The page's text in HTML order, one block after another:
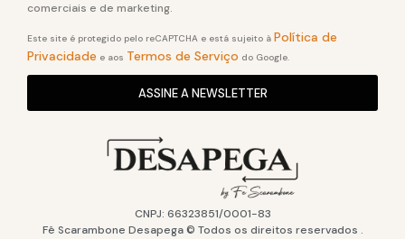
comerciais e de marketing.
Este site é protegido pelo reCAPTCHA e está sujeito à Política de
Privacidade e aos Termos de Serviço do Google.
ASSINE A NEWSLETTER
CNPJ: 66323851/0001-83
Fê Scarambone Desapega © Todos os direitos reservados .